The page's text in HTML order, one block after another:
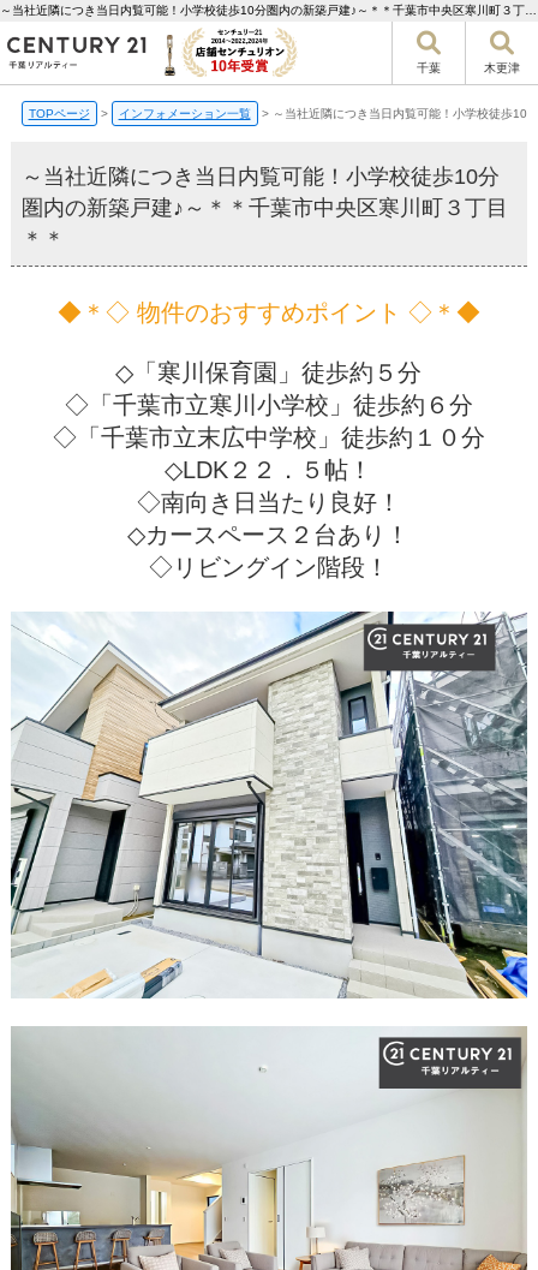
千葉 木更津
TOPページ > インフォメーション一覧 > ～当社近隣につき当日内覧可能！小学校徒歩10
～当社近隣につき当日内覧可能！小学校徒歩10分
圏内の新築戸建♪～＊＊千葉市中央区寒川町３丁目
＊＊
◆＊◇ 物件のおすすめポイント ◇＊◆
◇「寒川保育園」徒歩約５分
◇「千葉市立寒川小学校」徒歩約６分
◇「千葉市立末広中学校」徒歩約１０分
◇LDK２２．５帖！
◇南向き日当たり良好！
◇カースペース２台あり！
◇リビングイン階段！